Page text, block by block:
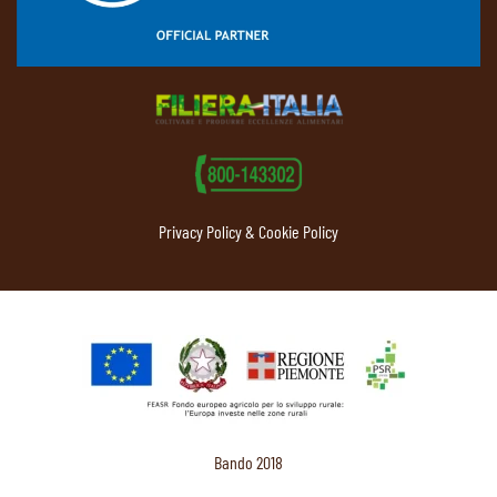
Privacy Policy & Cookie Policy
Bando 2018